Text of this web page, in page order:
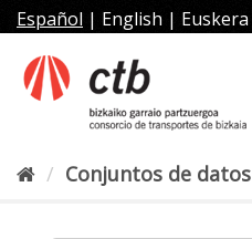
al
contenido
Español | English | Euskera
Conjuntos de datos